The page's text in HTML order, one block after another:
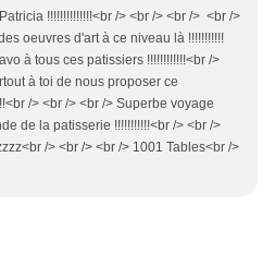
!!!!!!!!!!!!!!<br /> <br /> <br /> <br />
oeuvres d'art à ce niveau là !!!!!!!!!!!
à tous ces patissiers !!!!!!!!!!!!<br />
à toi de nous proposer ce
/> <br /> <br /> Superbe voyage
de la patisserie !!!!!!!!!!!<br /> <br />
/> <br /> <br /> 1001 Tables<br />